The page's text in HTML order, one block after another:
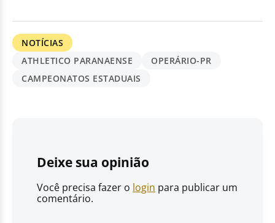
NOTÍCIAS
ATHLETICO PARANAENSE
OPERÁRIO-PR
CAMPEONATOS ESTADUAIS
Deixe sua opinião
Você precisa fazer o login para publicar um
comentário.